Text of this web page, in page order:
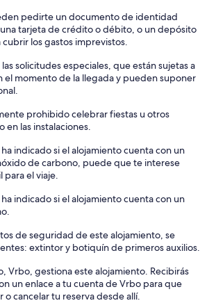
pedirte un documento de identidad
tarjeta de crédito o débito, o un depósito
los gastos imprevistos.
solicitudes especiales, que están sujetas a
el momento de la llegada y pueden suponer
prohibido celebrar fiestas u otros
en las instalaciones.
indicado si el alojamiento cuenta con un
de carbono, puede que te interese
para el viaje.
indicado si el alojamiento cuenta con un
de seguridad de este alojamiento, se
extintor y botiquín de primeros auxilios.
Vrbo, gestiona este alojamiento. Recibirás
un enlace a tu cuenta de Vrbo para que
o cancelar tu reserva desde allí.